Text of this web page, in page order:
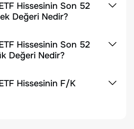
Hissesinin Son 52
Değeri Nedir?
Hissesinin Son 52
Değeri Nedir?
Hissesinin F/K